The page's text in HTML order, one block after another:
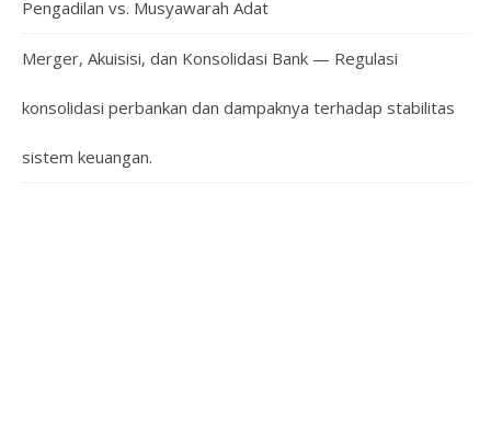
Pengadilan vs. Musyawarah Adat
Merger, Akuisisi, dan Konsolidasi Bank — Regulasi
konsolidasi perbankan dan dampaknya terhadap stabilitas
sistem keuangan.